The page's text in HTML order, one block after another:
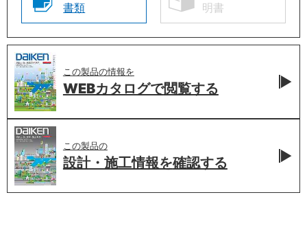
書類
明書
この製品の情報を
WEBカタログで閲覧する
この製品の
設計・施工情報を確認する